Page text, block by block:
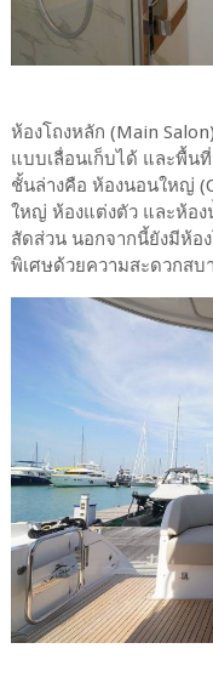
ห้องโถงหลัก (Main
แบบเลื่อนเก็บได้ และพื้น
ชั้นล่างคือ ห้องนอนใหญ่
ใหญ่ ห้องแต่งตัว และห้อ
สัดส่วน นอกจากนี้ยังมีห้อ
พิเศษด้วยความสะดวกสบ